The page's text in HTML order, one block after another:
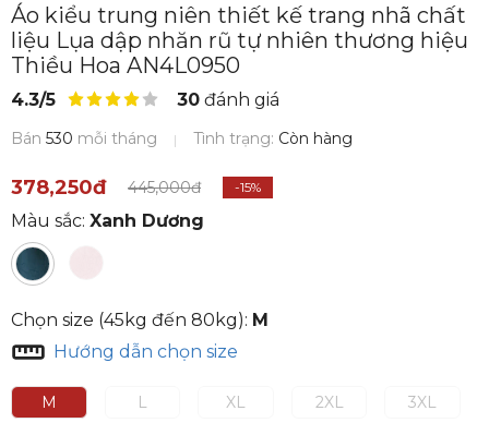
Áo kiểu trung niên thiết kế trang nhã chất
liệu Lụa dập nhăn rũ tự nhiên thương hiệu
Thiều Hoa AN4L0950
4.3/5 30 đánh giá
Bán 530 mỗi tháng Tình trạng: Còn hàng
378,250đ 445,000đ -15%
Màu sắc: Xanh Dương
Chọn size (45kg đến 80kg): M
Hướng dẫn chọn size
M L XL 2XL 3XL